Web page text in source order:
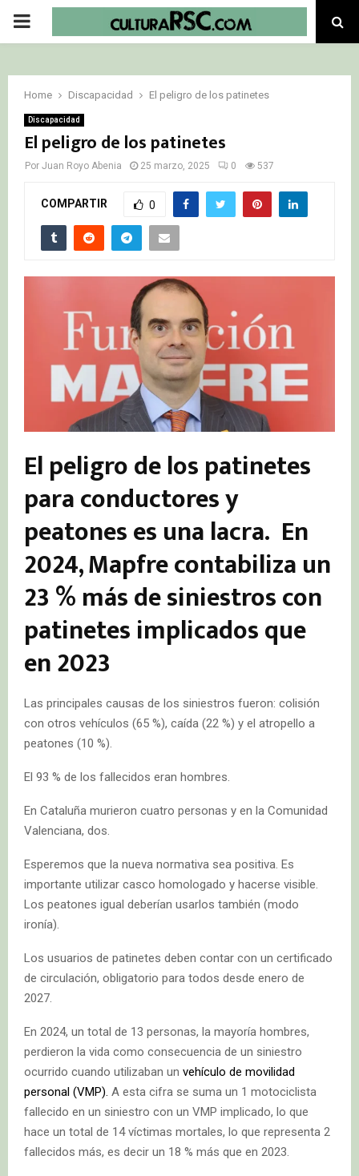
PRIMARY
Home Discapacidad El peligro de los patinetes
Discapacidad
El peligro de los patinetes
Por Juan Royo Abenia 25 marzo, 2025 0 537
COMPARTIR 0
El peligro de los patinetes
para conductores y
peatones es una lacra. En
2024, Mapfre contabiliza un
23 % más de siniestros con
patinetes implicados que
en 2023
Las principales causas de los siniestros fueron: colisión
con otros vehículos (65 %), caída (22 %) y el atropello a
peatones (10 %).
El 93 % de los fallecidos eran hombres.
En Cataluña murieron cuatro personas y en la Comunidad
Valenciana, dos.
Esperemos que la nueva normativa sea positiva. Es
importante utilizar casco homologado y hacerse visible.
Los peatones igual deberían usarlos también (modo
ironía).
Los usuarios de patinetes deben contar con un certificado
de circulación, obligatorio para todos desde enero de
2027.
En 2024, un total de 13 personas, la mayoría hombres,
perdieron la vida como consecuencia de un siniestro
ocurrido cuando utilizaban un vehículo de movilidad
personal (VMP). A esta cifra se suma un 1 motociclista
fallecido en un siniestro con un VMP implicado, lo que
hace un total de 14 víctimas mortales, lo que representa 2
fallecidos más, es decir un 18 % más que en 2023.